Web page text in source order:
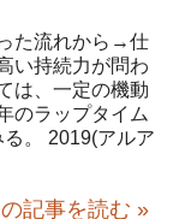
た流れから→仕
い持続力が問わ
は、一定の機動
のラップタイム
。 2019(アルア
記事を読む »